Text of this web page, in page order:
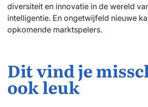
diversiteit en innovatie in de wereld
intelligentie. En ongetwijfeld nieuwe
opkomende marktspelers.
Dit vind je
ook leuk